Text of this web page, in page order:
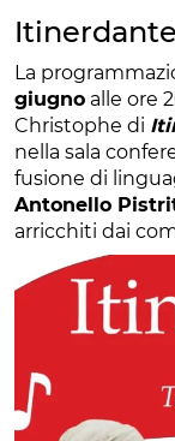
Itinerdante
La
giugno alle ore
Christophe di
nella sala
fusione di
Antonello
arricchiti dai